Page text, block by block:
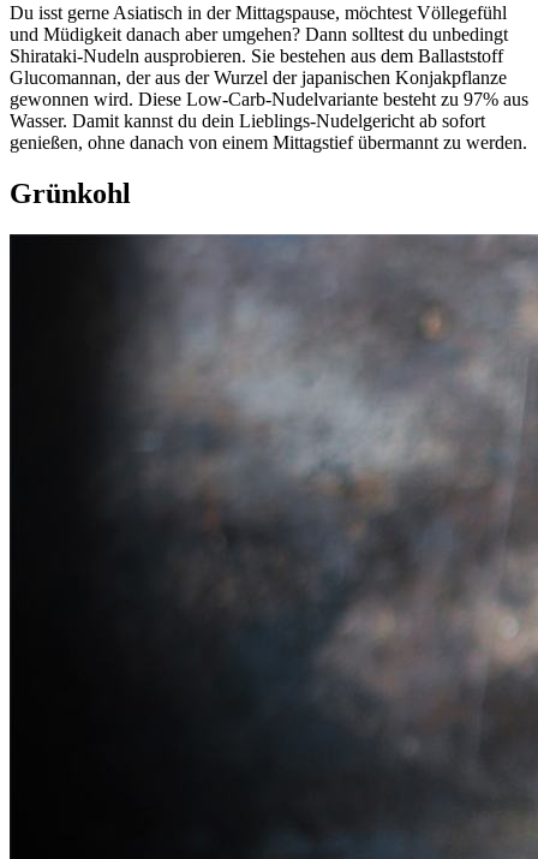
Du isst gerne Asiatisch in der Mittagspause, möchtest Völlegefühl
und Müdigkeit danach aber umgehen? Dann solltest du unbedingt
Shirataki-Nudeln ausprobieren. Sie bestehen aus dem Ballaststoff
Glucomannan, der aus der Wurzel der japanischen Konjakpflanze
gewonnen wird. Diese Low-Carb-Nudelvariante besteht zu 97% aus
Wasser. Damit kannst du dein Lieblings-Nudelgericht ab sofort
genießen, ohne danach von einem Mittagstief übermannt zu werden.
Grünkohl